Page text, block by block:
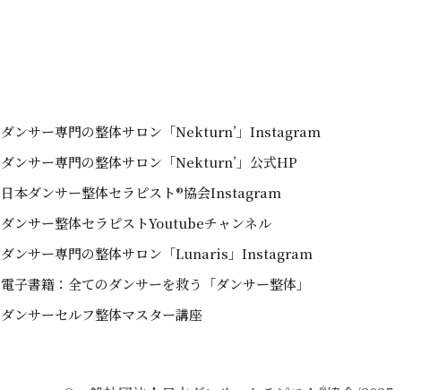
ダンサー専門の整体サロン「Nekturn’」Instagram
ダンサー専門の整体サロン「Nekturn’」公式HP
日本ダンサー整体セラピスト®協会Instagram
ダンサー整体セラピストYoutubeチャンネル
ダンサー専門の整体サロン「Lunaris」Instagram
電子書籍：全てのダンサーを救う「ダンサー整体」
ダンサーセルフ整体マスター講座